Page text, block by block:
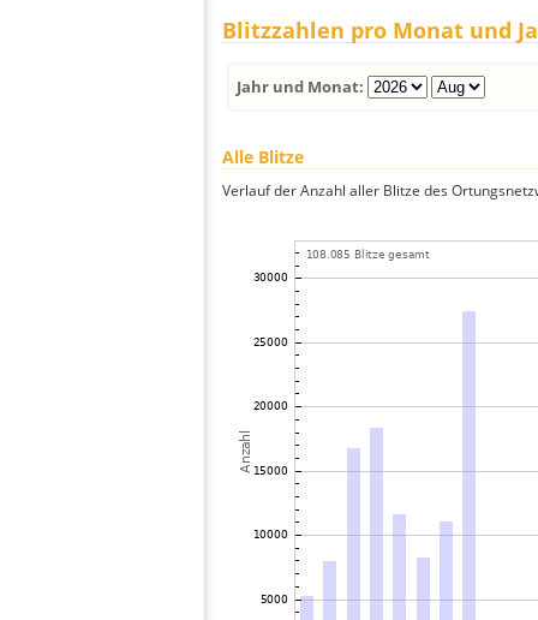
Blitzzahlen pro Monat und
Jahr und Monat:
Alle Blitze
Verlauf der Anzahl aller Blitze des